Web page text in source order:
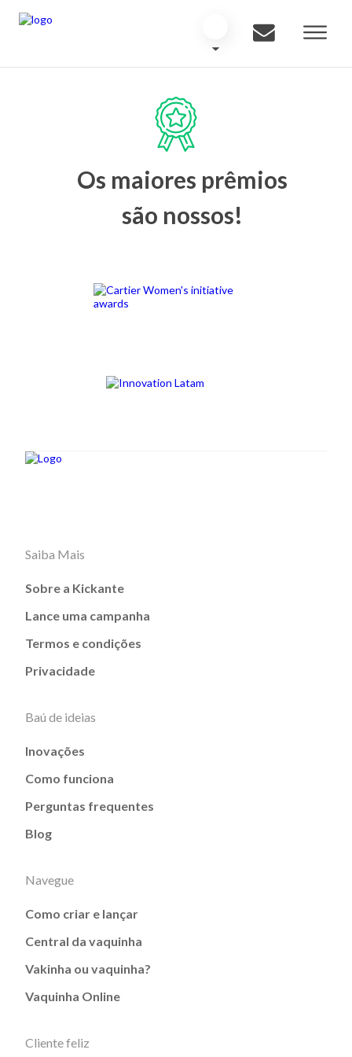
Os maiores prêmios
são nossos!
Saiba Mais
Sobre a Kickante
Lance uma campanha
Termos e condições
Privacidade
Baú de ideias
Inovações
Como funciona
Perguntas frequentes
Blog
Navegue
Como criar e lançar
Central da vaquinha
Vakinha ou vaquinha?
Vaquinha Online
Cliente feliz